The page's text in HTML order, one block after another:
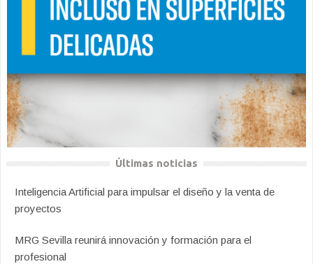
Últimas noticias
Inteligencia Artificial para impulsar el diseño y la venta de
proyectos
MRG Sevilla reunirá innovación y formación para el
profesional